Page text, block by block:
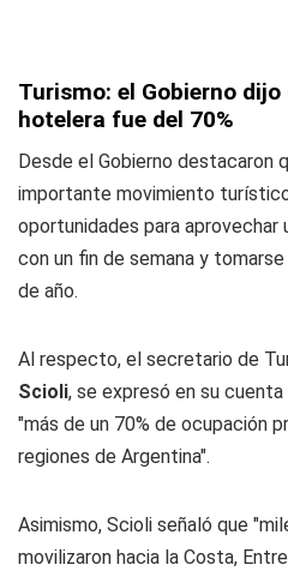
Turismo: el Gobierno
hotelera fue del 70%
Desde el Gobierno destacaron
importante movimiento
oportunidades para aprovechar
con un fin de semana y
de año.
Al respecto, el secretario de
Scioli, se expresó en su
"más de un 70% de ocupación
regiones de Argentina".
Asimismo, Scioli señaló que
movilizaron hacia la Costa,